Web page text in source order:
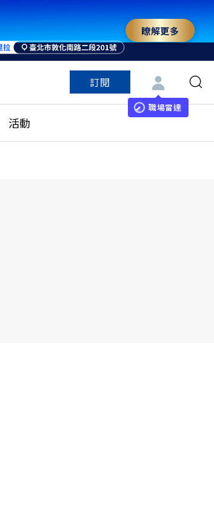
瞭解更多
訂閱
職場雷達
活動
特色頻道